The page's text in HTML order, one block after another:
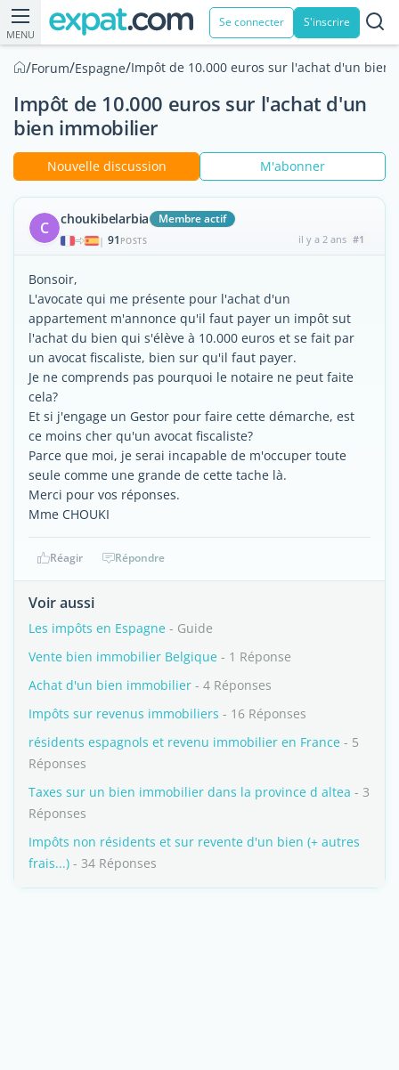
MENU
Se connecter S'inscrire
/Forum/Espagne/Impôt de 10.000 euros sur l'achat d'un bien
Impôt de 10.000 euros sur l'achat d'un
bien immobilier
Nouvelle discussion M'abonner
C choukibelarbia Membre actif
| 91 POSTS il y a 2 ans #1
Bonsoir,
L'avocate qui me présente pour l'achat d'un
appartement m'annonce qu'il faut payer un impôt sut
l'achat du bien qui s'élève à 10.000 euros et se fait par
un avocat fiscaliste, bien sur qu'il faut payer.
Je ne comprends pas pourquoi le notaire ne peut faite
cela?
Et si j'engage un Gestor pour faire cette démarche, est
ce moins cher qu'un avocat fiscaliste?
Parce que moi, je serai incapable de m'occuper toute
seule comme une grande de cette tache là.
Merci pour vos réponses.
Mme CHOUKI
Réagir Répondre
Voir aussi
Les impôts en Espagne - Guide
Vente bien immobilier Belgique - 1 Réponse
Achat d'un bien immobilier - 4 Réponses
Impôts sur revenus immobiliers - 16 Réponses
résidents espagnols et revenu immobilier en France - 5
Réponses
Taxes sur un bien immobilier dans la province d altea - 3
Réponses
Impôts non résidents et sur revente d'un bien (+ autres
frais...) - 34 Réponses